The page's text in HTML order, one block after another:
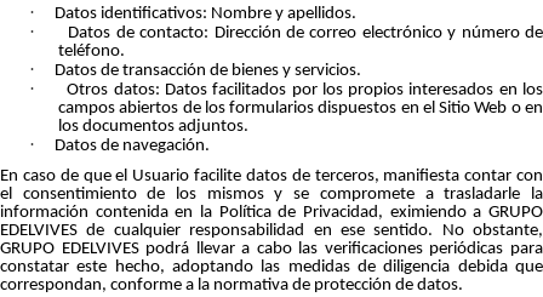
· Datos identificativos: Nombre y apellidos.
·
Datos de contacto: Dirección de correo electrónico y número de
teléfono.
· Datos de transacción de bienes y servicios.
·
Otros datos: Datos facilitados por los propios interesados en los
campos abiertos de los formularios dispuestos en el Sitio Web o en
los documentos adjuntos.
·
Datos de navegación.
En caso de que el Usuario facilite datos de terceros, manifiesta contar con
el consentimiento de los mismos y se compromete a trasladarle la
información contenida en la Política de Privacidad, eximiendo a GRUPO
EDELVIVES de cualquier responsabilidad en ese sentido. No obstante,
GRUPO EDELVIVES podrá llevar a cabo las verificaciones periódicas para
constatar este hecho, adoptando las medidas de diligencia debida que
correspondan, conforme a la normativa de protección de datos.